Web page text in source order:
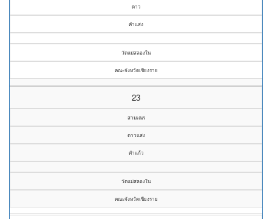
ดาว
คำแสง
วัดแม่สลองใน
คณะจังหวัดเชียงราย
23
สามเณร
ดาวแสง
คำแก้ว
วัดแม่สลองใน
คณะจังหวัดเชียงราย